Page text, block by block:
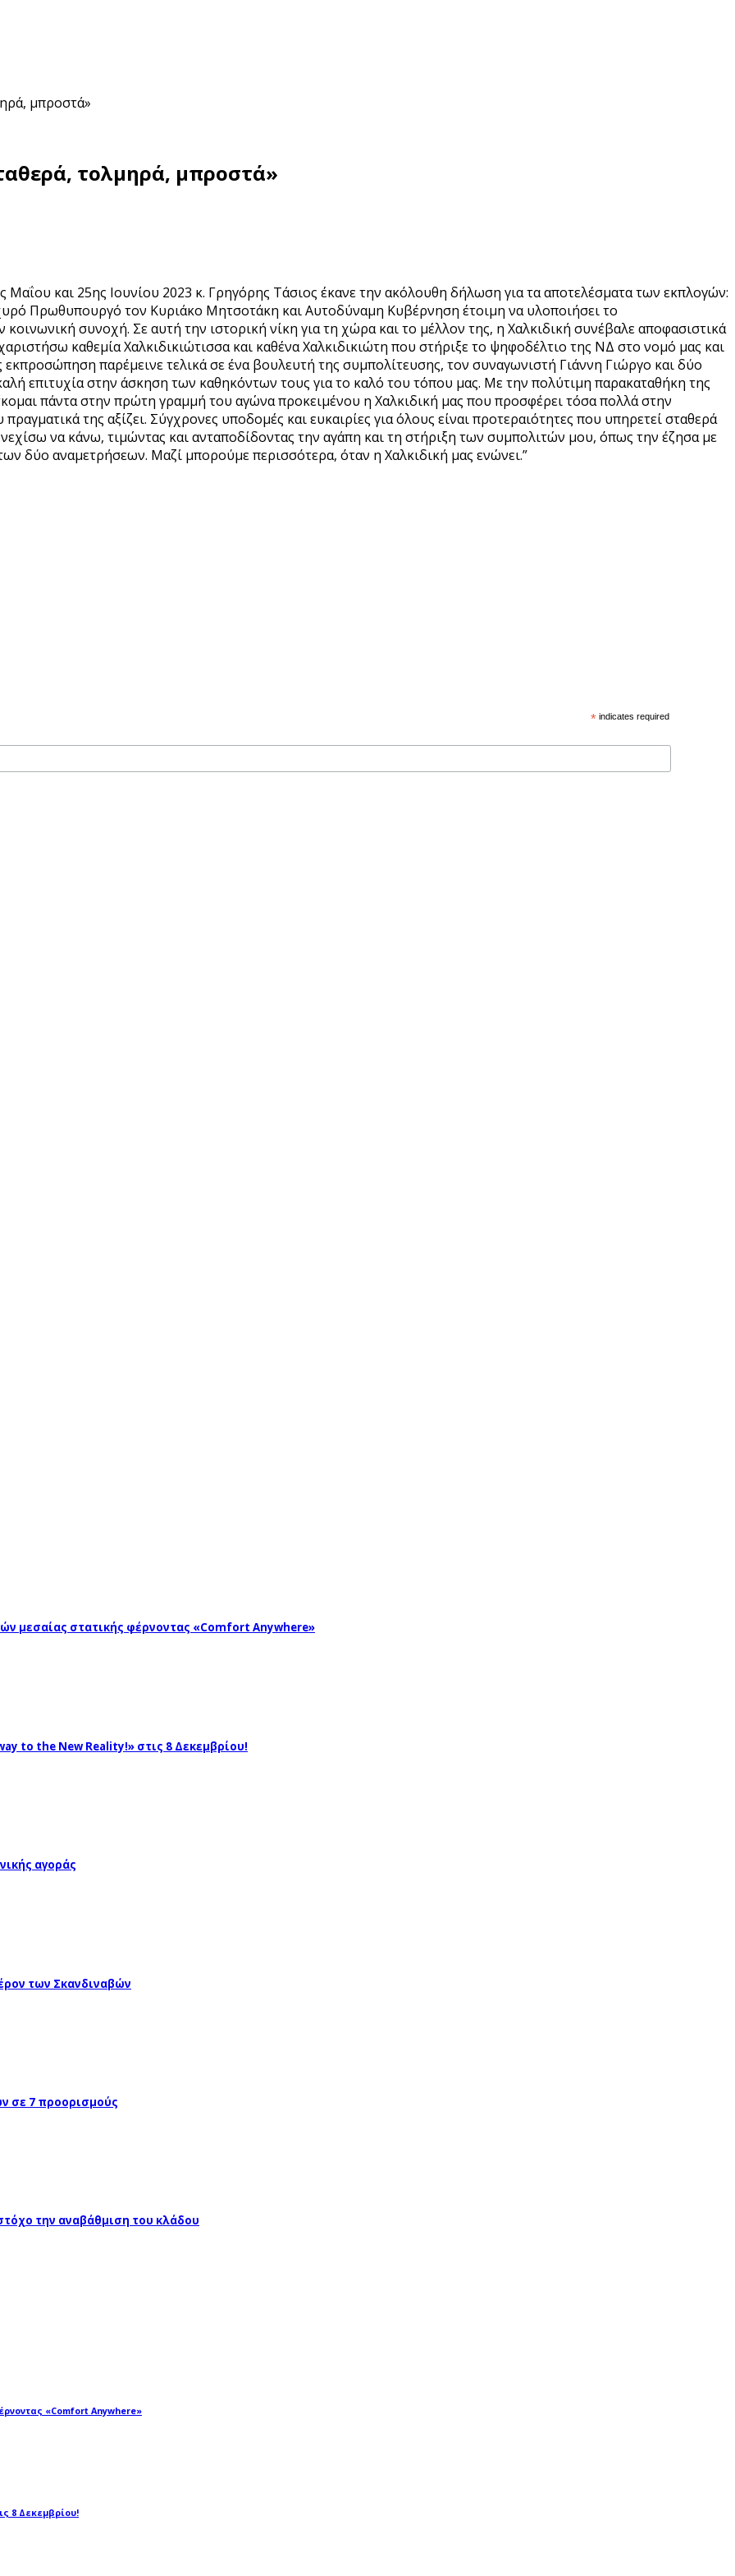
μπροστά»
τολμηρά, μπροστά»
και 25ης Ιουνίου 2023 κ. Γρηγόρης Τάσιος έκανε την ακόλουθη δήλωση για τα αποτελέσματα των εκπλογών:
Πρωθυπουργό τον Κυριάκο Μητσοτάκη και Αυτοδύναμη Κυβέρνηση έτοιμη να υλοποιήσει το
συνοχή. Σε αυτή την ιστορική νίκη για τη χώρα και το μέλλον της, η Χαλκιδική συνέβαλε αποφασιστικά
καθεμία Χαλκιδικιώτισσα και καθένα Χαλκιδικιώτη που στήριξε το ψηφοδέλτιο της ΝΔ στο νομό μας και
εκπροσώπηση παρέμεινε τελικά σε ένα βουλευτή της συμπολίτευσης, τον συναγωνιστή Γιάννη Γιώργο και δύο
επιτυχία στην άσκηση των καθηκόντων τους για το καλό του τόπου μας. Με την πολύτιμη παρακαταθήκη της
πάντα στην πρώτη γραμμή του αγώνα προκειμένου η Χαλκιδική μας που προσφέρει τόσα πολλά στην
της αξίζει. Σύγχρονες υποδομές και ευκαιρίες για όλους είναι προτεραιότητες που υπηρετεί σταθερά
να κάνω, τιμώντας και ανταποδίδοντας την αγάπη και τη στήριξη των συμπολιτών μου, όπως την έζησα με
δύο αναμετρήσεων. Μαζί μπορούμε περισσότερα, όταν η Χαλκιδική μας ενώνει.”
* indicates required
μεσαίας στατικής φέρνοντας «Comfort Anywhere»
to the New Reality!» στις 8 Δεκεμβρίου!
αγοράς
των Σκανδιναβών
σε 7 προορισμούς
την αναβάθμιση του κλάδου
«Comfort Anywhere»
8 Δεκεμβρίου!